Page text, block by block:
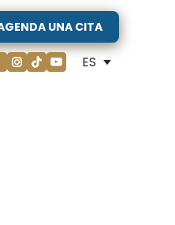
UNA CITA
ES